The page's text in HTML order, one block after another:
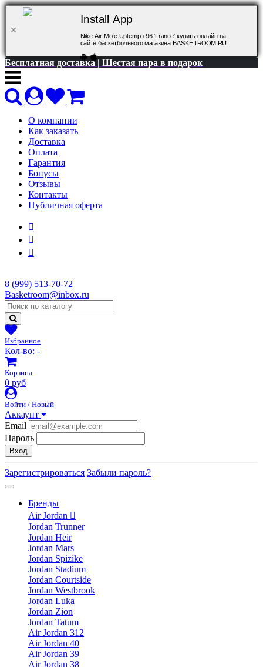
Install App
Nike Air More Uptempo 96 'France' купить онлайн на
сайте баскетбольного магазина BASKETROOM.RU
Бесплатная доставка | Шестая пара в подарок
О компании
Как заказать
Доставка
Оплата
Гарантия
Бонусы
Отзывы
Контакты
Публичная оферта
8 (999) 513-70-72
Basketroom@inbox.ru
Избранное
Кол-во: -
Корзина
0 руб
Войти / Новый
Аккаунт
Email
Пароль
Вход
Зарегистрироваться Забыли пароль?
Бренды
Air Jordan
Jordan Trunner
Jordan Heir
Jordan Mars
Jordan Spizike
Jordan Stadium
Jordan Courtside
Jordan Westbrook
Jordan Luka
Jordan Zion
Jordan Tatum
Air Jordan 312
Air Jordan 40
Air Jordan 39
Air Jordan 38